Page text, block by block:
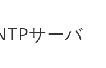
サーバ